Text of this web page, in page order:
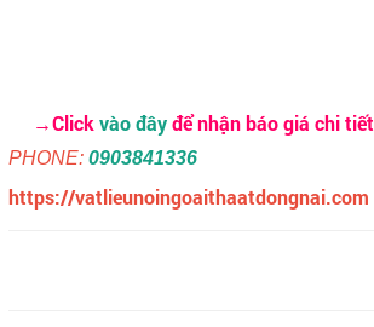
→Click vào đâyđể nhận báo giá chi tiết
PHONE: 0903841336
https://vatlieunoingoaithaatdongnai.com